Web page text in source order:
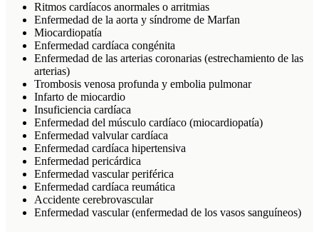
Ritmos cardíacos anormales o arritmias
Enfermedad de la aorta y síndrome de Marfan
Miocardiopatía
Enfermedad cardíaca congénita
Enfermedad de las arterias coronarias (estrechamiento de las
arterias)
Trombosis venosa profunda y embolia pulmonar
Infarto de miocardio
Insuficiencia cardíaca
Enfermedad del músculo cardíaco (miocardiopatía)
Enfermedad valvular cardíaca
Enfermedad cardíaca hipertensiva
Enfermedad pericárdica
Enfermedad vascular periférica
Enfermedad cardíaca reumática
Accidente cerebrovascular
Enfermedad vascular (enfermedad de los vasos sanguíneos)